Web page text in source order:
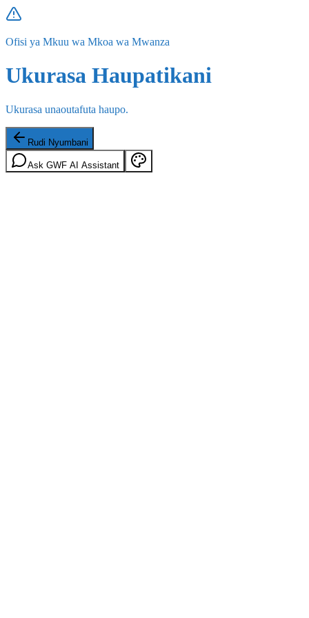
Ofisi ya Mkuu wa Mkoa wa Mwanza
Ukurasa Haupatikani
Ukurasa unaoutafuta haupo.
Rudi Nyumbani
Ask GWF AI Assistant